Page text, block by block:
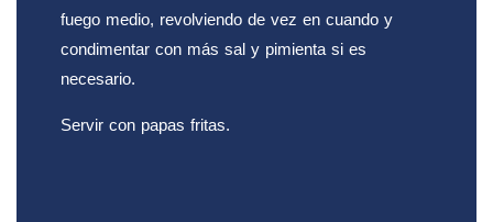
fuego medio, revolviendo de vez en cuando y
condimentar con más sal y pimienta si es
necesario.
Servir con papas fritas.